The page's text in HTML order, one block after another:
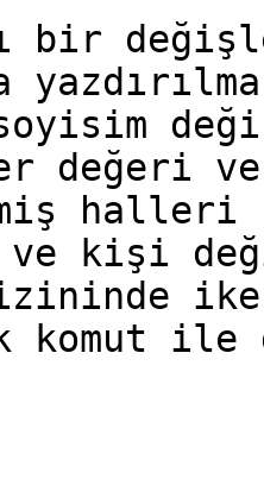
bir
değeri
halleri
kişi